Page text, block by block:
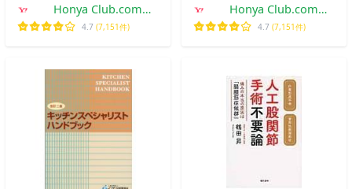
Honya Club.com
Yahoo!店
4.7 (7,151件)
Honya Club.com
Yahoo!店
4.7 (7,151件)